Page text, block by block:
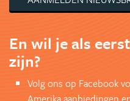
En wil je als
zijn?
Volg ons op Facebook